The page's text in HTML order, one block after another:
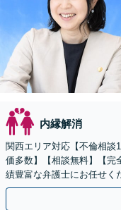
内縁解消
関西エリア対応【不倫相談
価多数】【相談無料】【完
績豊富な弁護士にお任せく
側両方対応」人情派弁護士